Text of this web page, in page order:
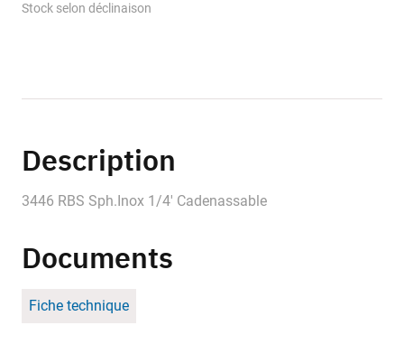
Stock selon déclinaison
Description
3446 RBS Sph.Inox 1/4' Cadenassable
Documents
Fiche technique